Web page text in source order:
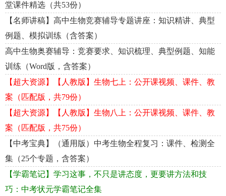
堂课件精选（共53份）
【名师讲稿】高中生物竞赛辅导专题讲座：知识精讲、典型
例题、模拟训练（含答案）
高中生物奥赛辅导：竞赛要求、知识梳理、典型例题、知能
训练（Word版，含答案）
【超大资源】【人教版】生物七上：公开课视频、课件、教
案（匹配版，共79份）
【超大资源】【人教版】生物八上：公开课视频、课件、教
案（匹配版，共75份）
【中考宝典】（通用版）中考生物全程复习：课件、检测全
集（25个专题，含答案）
【学霸笔记】学习这事，不只是讲态度，更要讲方法和技
巧：中考状元学霸笔记全集